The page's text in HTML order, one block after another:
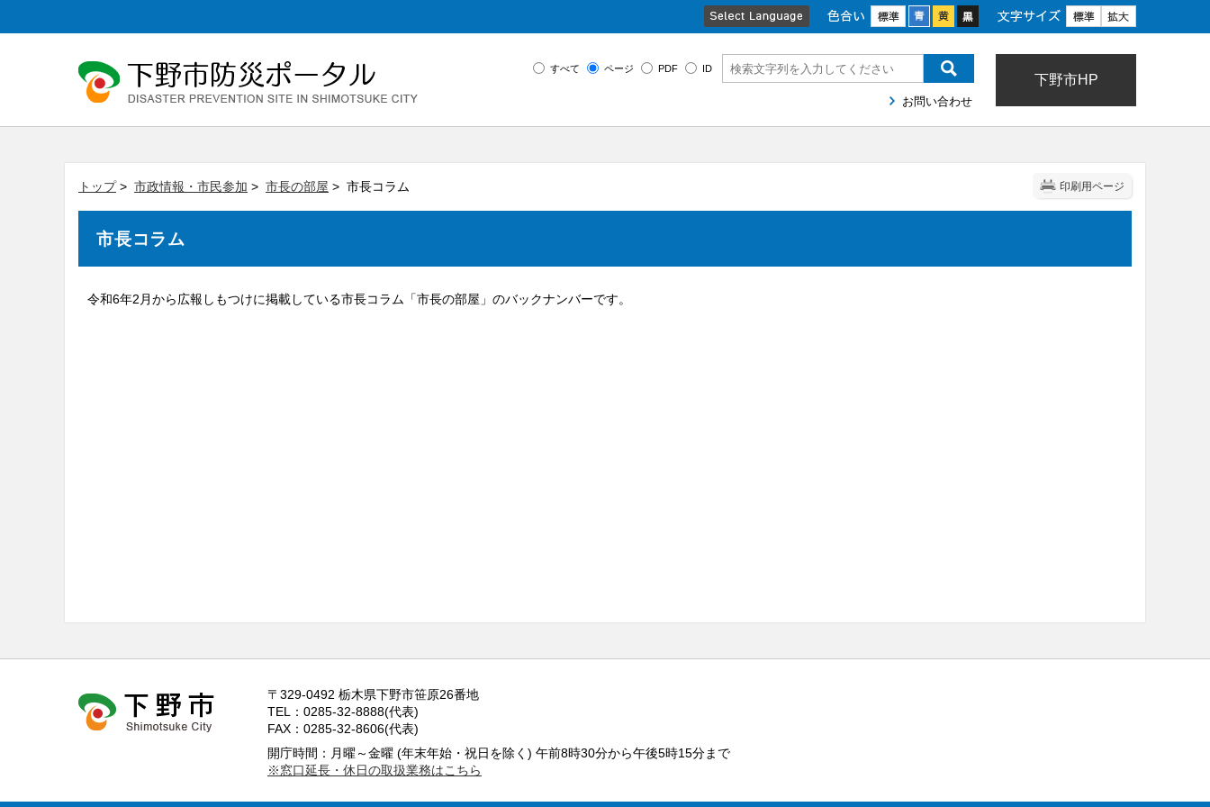
色合い 文字サイズ
下野市HP
お問い合わせ
すべて ページ PDF ID
印刷用ページ
トップ> 市政情報・市民参加 > 市長の部屋 > 市長コラム
市長コラム
令和6年2月から広報しもつけに掲載している市長コラム「市長の部屋」のバックナンバーです。
〒329-0492 栃木県下野市笹原26番地
TEL：0285-32-8888(代表)
FAX：0285-32-8606(代表)
開庁時間：月曜～金曜 (年末年始・祝日を除く) 午前8時30分から午後5時15分まで
※窓口延長・休日の取扱業務はこちら